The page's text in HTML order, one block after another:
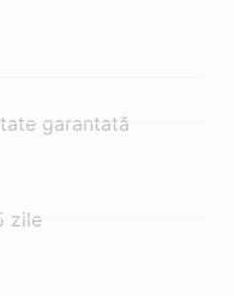
garantată
zile